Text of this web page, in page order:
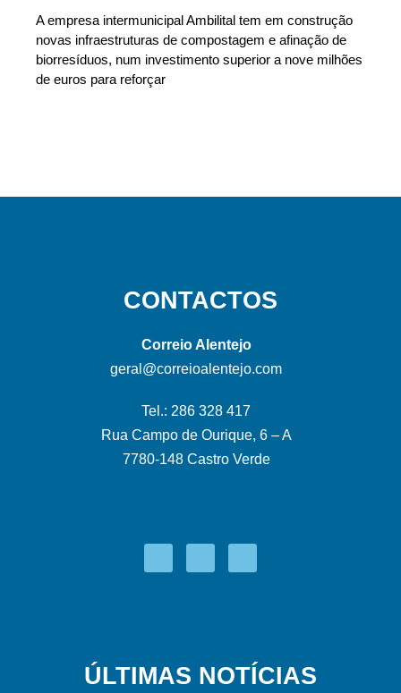
A empresa intermunicipal Ambilital tem em construção
novas infraestruturas de compostagem e afinação de
biorresíduos, num investimento superior a nove milhões
de euros para reforçar
CONTACTOS
Correio Alentejo
geral@correioalentejo.com
Tel.: 286 328 417
Rua Campo de Ourique, 6 – A
7780-148 Castro Verde
ÚLTIMAS NOTÍCIAS